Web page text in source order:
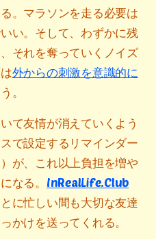
。マラソンを走る必要は
い。そして、わずかに残
それを奪っていくノイズ
外からの刺激を意識的に
。
て友情が消えていくよう
で設定するリマインダー
が、これ以上負担を増や
なる。 InRealLife.Club
に忙しい間も大切な友達
かけを送ってくれる。